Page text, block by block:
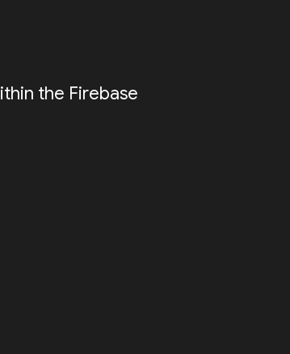
the Firebase